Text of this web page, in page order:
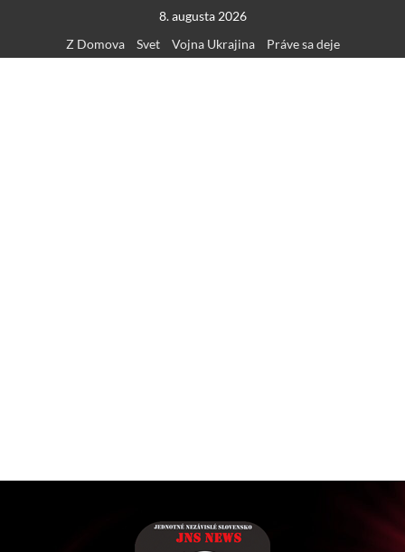
content
8. augusta 2026
Z Domova
Svet Vojna Ukrajina Práve sa deje